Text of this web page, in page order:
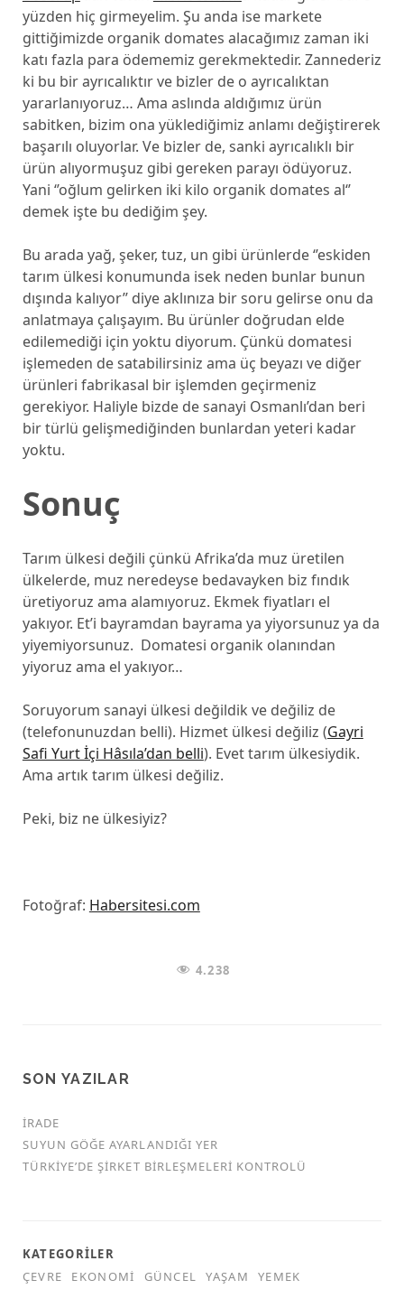
yüzden hiç girmeyelim. Şu anda ise markete
gittiğimizde organik domates alacağımız zaman iki
katı fazla para ödememiz gerekmektedir. Zannederiz
ki bu bir ayrıcalıktır ve bizler de o ayrıcalıktan
yararlanıyoruz… Ama aslında aldığımız ürün
sabitken, bizim ona yüklediğimiz anlamı değiştirerek
başarılı oluyorlar. Ve bizler de, sanki ayrıcalıklı bir
ürün alıyormuşuz gibi gereken parayı ödüyoruz.
Yani ‘’oğlum gelirken iki kilo organik domates al‘’
demek işte bu dediğim şey.
Bu arada yağ, şeker, tuz, un gibi ürünlerde ‘’eskiden
tarım ülkesi konumunda isek neden bunlar bunun
dışında kalıyor’’ diye aklınıza bir soru gelirse onu da
anlatmaya çalışayım. Bu ürünler doğrudan elde
edilemediği için yoktu diyorum. Çünkü domatesi
işlemeden de satabilirsiniz ama üç beyazı ve diğer
ürünleri fabrikasal bir işlemden geçirmeniz
gerekiyor. Haliyle bizde de sanayi Osmanlı’dan beri
bir türlü gelişmediğinden bunlardan yeteri kadar
yoktu.
Sonuç
Tarım ülkesi değili çünkü Afrika’da muz üretilen
ülkelerde, muz neredeyse bedavayken biz fındık
üretiyoruz ama alamıyoruz. Ekmek fiyatları el
yakıyor. Et’i bayramdan bayrama ya yiyorsunuz ya da
yiyemiyorsunuz. Domatesi organik olanından
yiyoruz ama el yakıyor…
Soruyorum sanayi ülkesi değildik ve değiliz de
(telefonunuzdan belli). Hizmet ülkesi değiliz (Gayri
Safi Yurt İçi Hâsıla’dan belli). Evet tarım ülkesiydik.
Ama artık tarım ülkesi değiliz.
Peki, biz ne ülkesiyiz?
Fotoğraf: Habersitesi.com
4.238
SON YAZILAR
İRADE
SUYUN GÖĞE AYARLANDIĞI YER
TÜRKİYE’DE ŞİRKET BİRLEŞMELERİ KONTROLÜ
KATEGORILER
ÇEVRE
EKONOMI GÜNCEL YAŞAM YEMEK